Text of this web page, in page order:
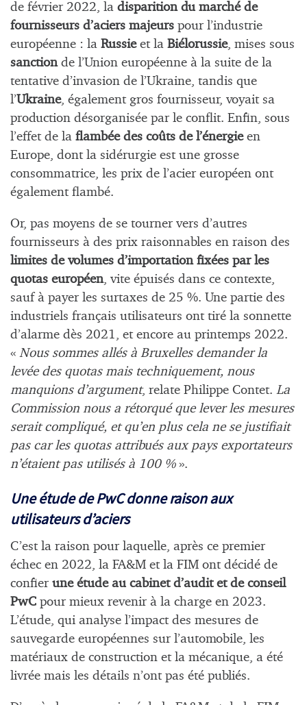
de février 2022, la disparition du marché de
fournisseurs d’aciers majeurs pour l’industrie
européenne : la Russieet la Biélorussie, mises sous
sanctionde l’Union européenne à la suite de la
tentative d’invasion de l’Ukraine, tandis que
l’Ukraine, également gros fournisseur, voyait sa
production désorganisée par le conflit. Enfin, sous
l’effet de la flambée des coûts de l’énergieen
Europe, dont la sidérurgie est une grosse
consommatrice, les prix de l’acier européen ont
également flambé.
Or, pas moyens de se tourner vers d’autres
fournisseurs à des prix raisonnables en raison des
limites de volumes d’importation fixées par les
quotas européen, vite épuisés dans ce contexte,
sauf à payer les surtaxes de 25 %. Une partie des
industriels français utilisateurs ont tiré la sonnette
d’alarme dès 2021, et encore au printemps 2022.
« Nous sommes allés à Bruxelles demander la
levée des quotas mais techniquement, nous
manquions d’argument, relate Philippe Contet. La
Commission nous a rétorqué que lever les mesures
serait compliqué, et qu’en plus cela ne se justifiait
pas car les quotas attribués aux pays exportateurs
n’étaient pas utilisés à 100 %».
Une étude de PwC donne raison aux
utilisateurs d’aciers
C’est la raison pour laquelle, après ce premier
échec en 2022, la FA&M et la FIM ont décidé de
confier une étude au cabinet d’audit et de conseil
PwC pour mieux revenir à la charge en 2023.
L’étude, qui analyse l’impact des mesures de
sauvegarde européennes sur l’automobile, les
matériaux de construction et la mécanique, a été
livrée mais les détails n’ont pas été publiés.